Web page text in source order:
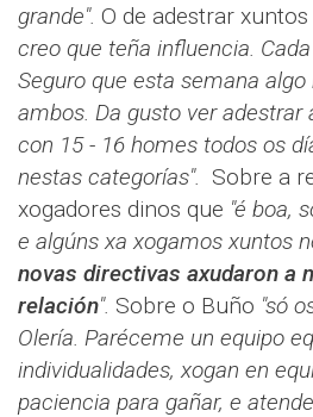
grande". O de adestrar
creo que teña influencia.
Seguro que esta semana
ambos. Da gusto ver adestrar
con 15 - 16 homes todos os
nestas categorías". Sobre a
xogadores dinos que "é boa,
e algúns xa xogamos xuntos
novas directivas axudaron a
relación". Sobre o Buño "só
Olería. Paréceme un equipo
individualidades, xogan en
paciencia para gañar, e